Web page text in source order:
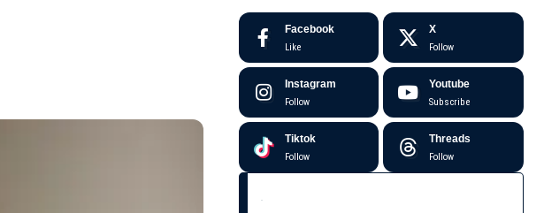
Facebook
Like
X
Follow
Instagram
Follow
Youtube
Subscribe
Tiktok
Follow
Threads
Follow